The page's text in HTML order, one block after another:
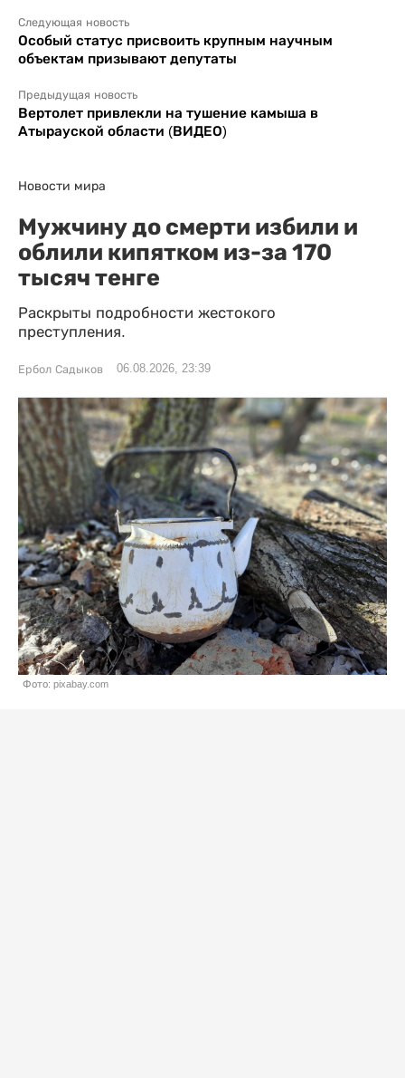
Следующая новость
Особый статус присвоить крупным научным
объектам призывают депутаты
Предыдущая новость
Вертолет привлекли на тушение камыша в
Атырауской области (ВИДЕО)
Новости мира
Мужчину до смерти избили и
облили кипятком из-за 170
тысяч тенге
Раскрыты подробности жестокого
преступления.
Ербол Садыков 06.08.2026, 23:39
Фото: pixabay.com